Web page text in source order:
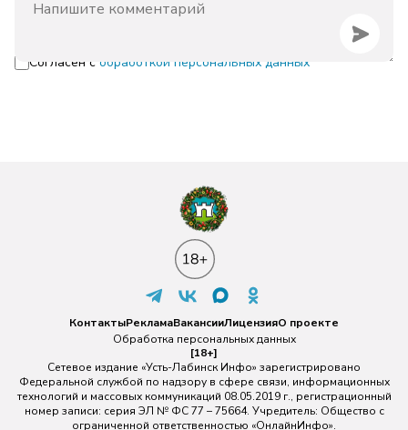
Согласен с обработкой персональных данных
КонтактыРекламаВакансииЛицензияО проекте
Обработка персональных данных
[18+]
Сетевое издание «Усть-Лабинск Инфо» зарегистрировано
Федеральной службой по надзору в сфере связи, информационных
технологий и массовых коммуникаций 08.05.2019 г., регистрационный
номер записи: серия ЭЛ № ФС 77 – 75664. Учредитель: Общество с
ограниченной ответственностью «ОнлайнИнфо».